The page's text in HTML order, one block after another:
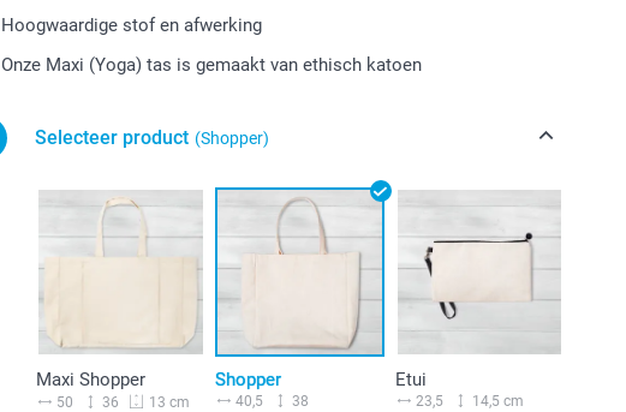
Hoogwaardige stof en afwerking
Onze Maxi (Yoga) tas is gemaakt van ethisch katoen
Selecteer product (Shopper)
Maxi Shopper
50 36 13 cm
Shopper
40,5
38
Etui
23,5 14,5 cm